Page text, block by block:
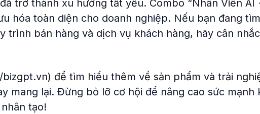
trở thành xu hướng tất yếu. Combo “Nhân Viên AI
hóa toàn diện cho doanh nghiệp. Nếu bạn đang
trình bán hàng và dịch vụ khách hàng, hãy cân
để tìm hiểu thêm về sản phẩm và trải
mang lại. Đừng bỏ lỡ cơ hội để nâng cao sức mạnh
tạo!